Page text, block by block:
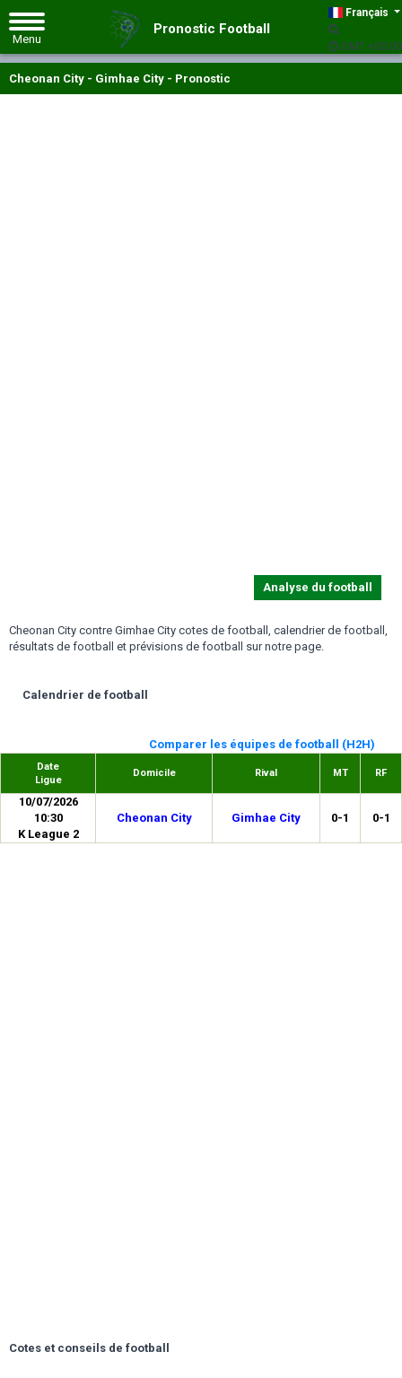
Français
GMT +00:00
Pronostic Football
Cheonan City - Gimhae City - Pronostic
Analyse du football
Cheonan City contre Gimhae City cotes de football, calendrier de football,
résultats de football et prévisions de football sur notre page.
Calendrier de football
Comparer les équipes de football (H2H)
Date
Ligue
Domicile Rival MT RF
10/07/2026
10:30
K League 2
Cheonan City Gimhae City 0-1 0-1
Cotes et conseils de football